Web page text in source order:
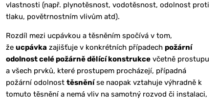
vlastnosti (např. plynotěsnost, vodotěsnost, odolnost proti
tlaku, povětrnostním vlivům atd).
Rozdíl mezi ucpávkou a těsněním spočívá v tom,
že ucpávka zajišťuje v konkrétních případech požární
odolnost celé požárně dělící konstrukcevčetně prostupu
a všech prvků, které prostupem procházejí, případná
požární odolnost těsněníse naopak vztahuje výhradně k
tomuto těsnění a nemá vliv na samotný rozvod či instalaci,